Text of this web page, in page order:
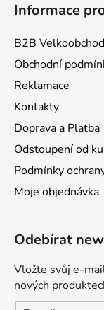
Informace
B2B
Obchodní
Reklamace
Kontakty
Doprava a Platba
Odstoupení od
Podmínky
Moje objednávka
Odebírat
Vložte svůj e-
nových